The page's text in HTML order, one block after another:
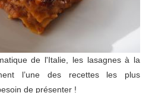
de l'Italie, les lasagnes à la
l’une des recettes les plus
de présenter !